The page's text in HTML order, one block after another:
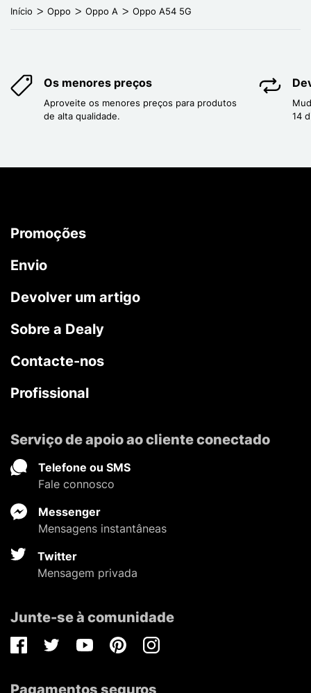
Início Oppo Oppo A Oppo A54 5G
Os menores preços
Aproveite os menores preços para produtos
de alta qualidade.
14
Promoções
Envio
Devolver um artigo
Sobre a Dealy
Contacte-nos
Profissional
Serviço de apoio ao cliente conectado
Telefone ou SMS
Fale connosco
Messenger
Mensagens instantâneas
Twitter
Mensagem privada
Junte-se à comunidade
FacebookTwitterYoutubePinterestInstagram
Pagamentos seguros